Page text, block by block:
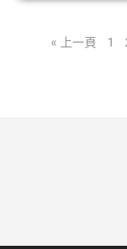
« 上一頁 1